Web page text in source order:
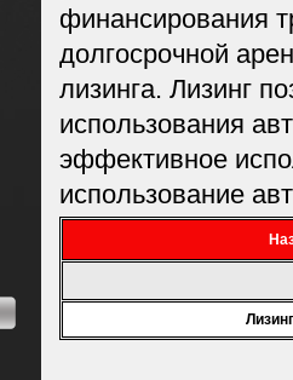
финансирования
долгосрочной
лизинга. Лизинг
использования
эффективное
использование